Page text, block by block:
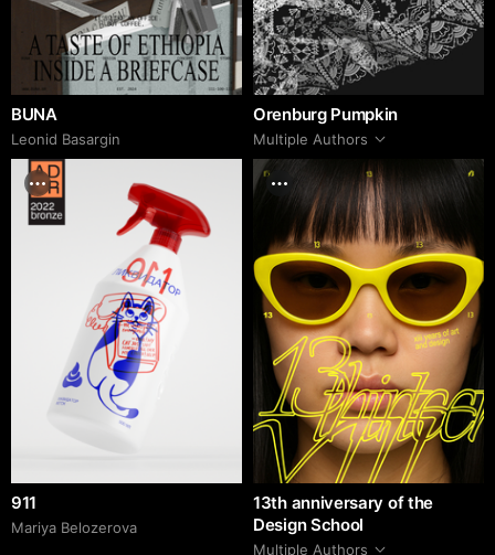
BUNA
Leonid Basargin
Orenburg Pumpkin
Multiple Authors
911
Mariya Belozerova
13th anniversary of the
Design School
Multiple Authors